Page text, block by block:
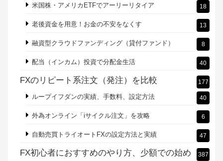
米国株・アメリカETFでアーリーリタイア 18
老後資金を用意！お金の不安をなくす 13
融資型クラウドファンディング（貸付ファンド） 8
配当（インカム）投資で分配金生活 40
FXのリピート系注文（発注）を比較 177
ループイフダンの実績、手数料、設定方法 40
外為オンライン「iサイクル注文」を攻略 6
自動売買トライオートFXの設定方法と実績 47
FX初心者におすすめのやり方、少額での始め
387